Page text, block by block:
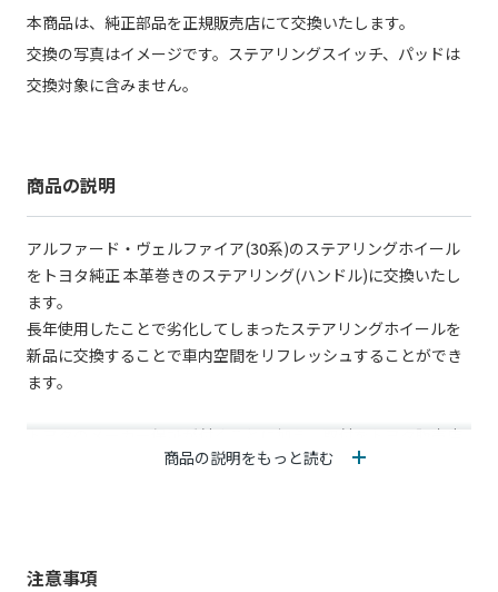
本商品は、純正部品を正規販売店にて交換いたします。
交換の写真はイメージです。ステアリングスイッチ、パッドは
交換対象に含みません。
商品の説明
アルファード・ヴェルファイア(30系)のステアリングホイール
をトヨタ純正 本革巻きのステアリング(ハンドル)に交換いたし
ます。
長年使用したことで劣化してしまったステアリングホイールを
新品に交換することで車内空間をリフレッシュすることができ
ます。
トヨタのメーカー保証が付くことに加え、取付をトヨタ販売店
で行うため、安心してお使いいただけます。
※本アイテムの施工は、ステアリングホイールの張替えではな
商品の説明をもっと読む
注意事項